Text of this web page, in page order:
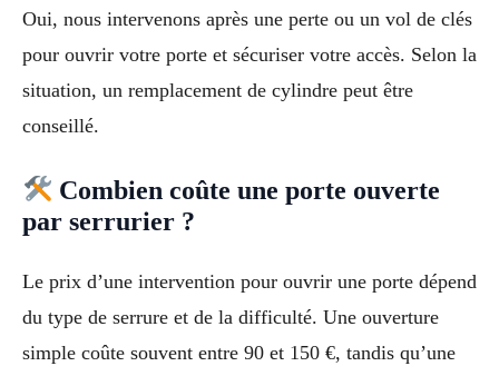
Oui, nous intervenons après une perte ou un vol de clés
pour ouvrir votre porte et sécuriser votre accès. Selon la
situation, un remplacement de cylindre peut être
conseillé.
Combien coûte une porte ouverte
par serrurier ?
Le prix d’une intervention pour ouvrir une porte dépend
du type de serrure et de la difficulté. Une ouverture
simple coûte souvent entre 90 et 150 €, tandis qu’une